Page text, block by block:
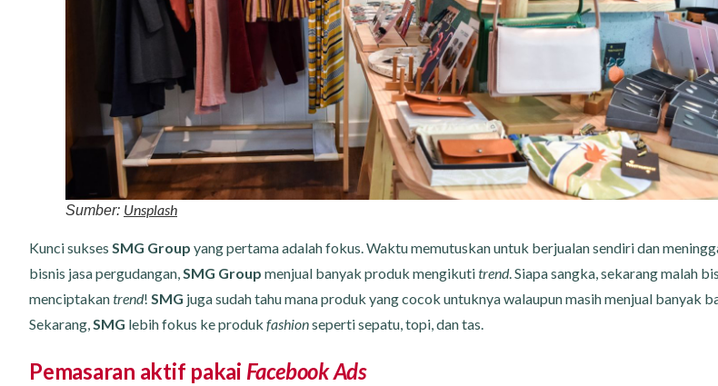
Sumber: Unsplash
Kunci sukses SMG Group yang pertama adalah fokus. Waktu memutuskan untuk berjualan sendiri dan
bisnis jasa pergudangan,SMG Group menjual banyak produk mengikutitrend. Siapa sangka, sekarang malah
menciptakantrend! SMG juga sudah tahu mana produk yang cocok untuknya walaupun masih menjual banyak
Sekarang,SMG lebih fokus ke produk fashionseperti sepatu, topi, dan tas.
Pemasaran aktif pakai Facebook Ads